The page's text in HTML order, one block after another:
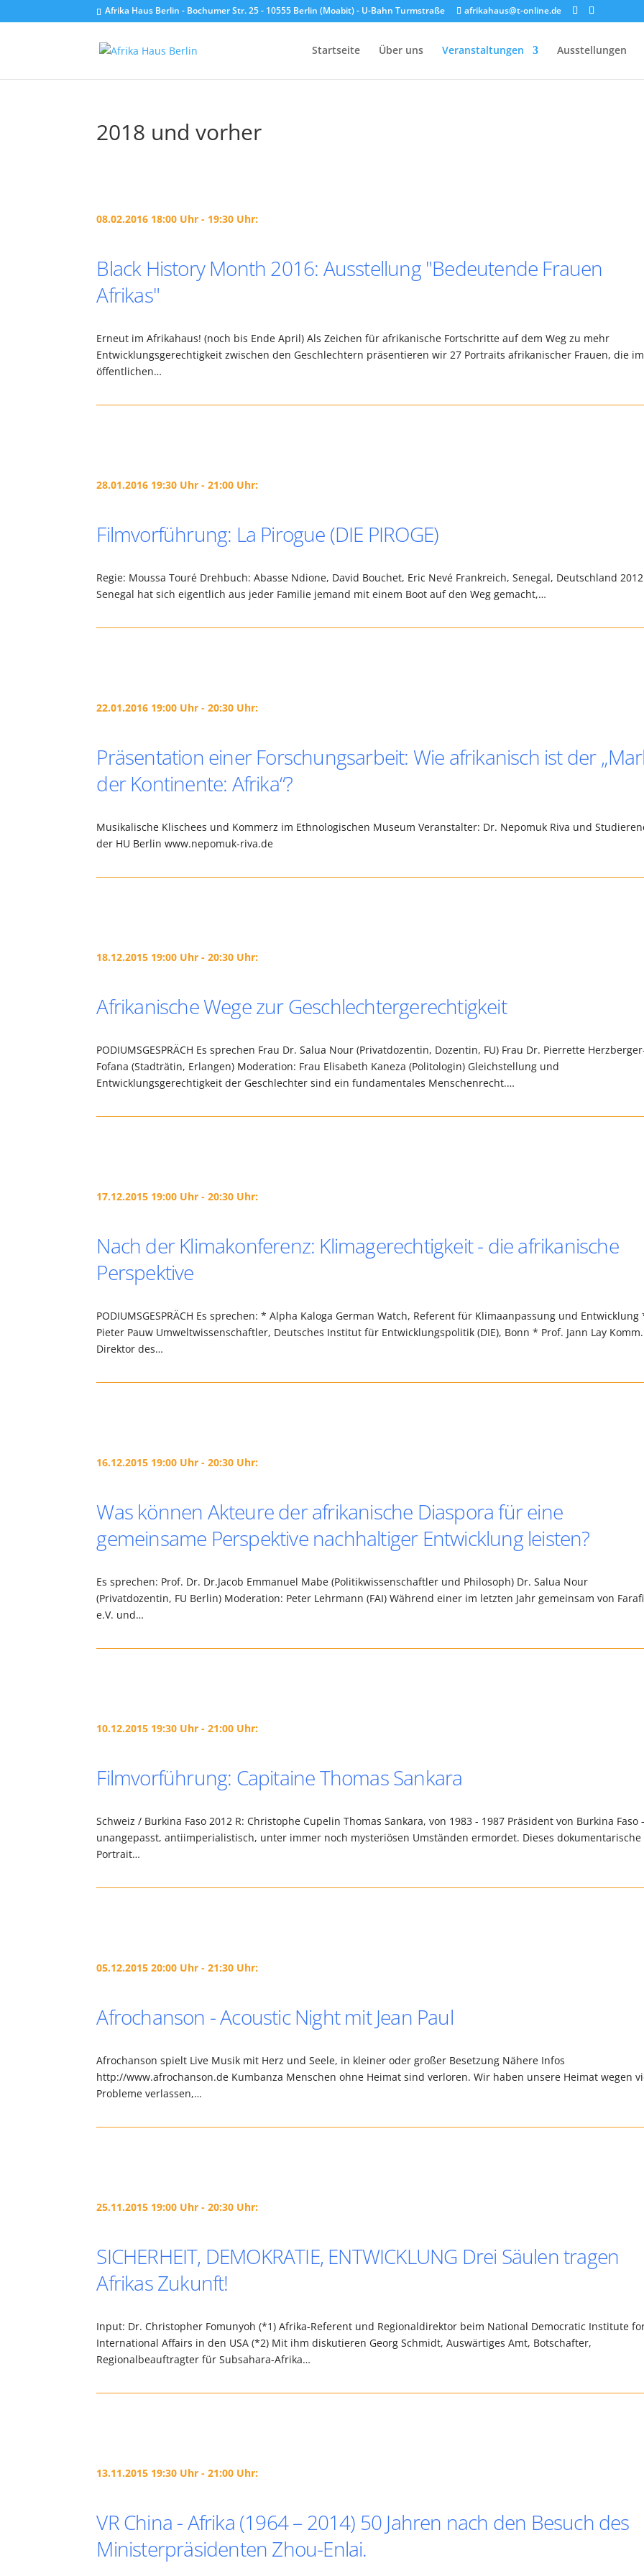
Afrika Haus Berlin - Bochumer Str. 25 - 10555 Berlin (Moabit) - U-Bahn Turmstraße afrikahaus@t-online.de
Startseite Über uns Veranstaltungen Ausstellungen
2018 und vorher
08.02.2016 18:00 Uhr - 19:30 Uhr:
Black History Month 2016: Ausstellung "Bedeutende Frauen
Afrikas"
Erneut im Afrikahaus! (noch bis Ende April) Als Zeichen für afrikanische Fortschritte auf dem Weg zu mehr
Entwicklungsgerechtigkeit zwischen den Geschlechtern präsentieren wir 27 Portraits afrikanischer Frauen, die im
öffentlichen…
28.01.2016 19:30 Uhr - 21:00 Uhr:
Filmvorführung: La Pirogue (DIE PIROGE)
Regie: Moussa Touré Drehbuch: Abasse Ndione, David Bouchet, Eric Nevé Frankreich, Senegal, Deutschland
Senegal hat sich eigentlich aus jeder Familie jemand mit einem Boot auf den Weg gemacht,…
22.01.2016 19:00 Uhr - 20:30 Uhr:
Präsentation einer Forschungsarbeit: Wie afrikanisch ist der
der Kontinente: Afrika“?
Musikalische Klischees und Kommerz im Ethnologischen Museum Veranstalter: Dr. Nepomuk Riva und
der HU Berlin www.nepomuk-riva.de
18.12.2015 19:00 Uhr - 20:30 Uhr:
Afrikanische Wege zur Geschlechtergerechtigkeit
PODIUMSGESPRÄCH Es sprechen Frau Dr. Salua Nour (Privatdozentin, Dozentin, FU) Frau Dr. Pierrette
Fofana (Stadträtin, Erlangen) Moderation: Frau Elisabeth Kaneza (Politologin) Gleichstellung und
Entwicklungsgerechtigkeit der Geschlechter sind ein fundamentales Menschenrecht.…
17.12.2015 19:00 Uhr - 20:30 Uhr:
Nach der Klimakonferenz: Klimagerechtigkeit - die afrikanische
Perspektive
PODIUMSGESPRÄCH Es sprechen: * Alpha Kaloga German Watch, Referent für Klimaanpassung und Entwicklung
Pieter Pauw Umweltwissenschaftler, Deutsches Institut für Entwicklungspolitik (DIE), Bonn * Prof. Jann Lay Komm.
Direktor des…
16.12.2015 19:00 Uhr - 20:30 Uhr:
Was können Akteure der afrikanische Diaspora für eine
gemeinsame Perspektive nachhaltiger Entwicklung leisten?
Es sprechen: Prof. Dr. Dr.Jacob Emmanuel Mabe (Politikwissenschaftler und Philosoph) Dr. Salua Nour
(Privatdozentin, FU Berlin) Moderation: Peter Lehrmann (FAI) Während einer im letzten Jahr gemeinsam von
e.V. und…
10.12.2015 19:30 Uhr - 21:00 Uhr:
Filmvorführung: Capitaine Thomas Sankara
Schweiz / Burkina Faso 2012 R: Christophe Cupelin Thomas Sankara, von 1983 - 1987 Präsident von Burkina Faso
unangepasst, antiimperialistisch, unter immer noch mysteriösen Umständen ermordet. Dieses dokumentarische
Portrait…
05.12.2015 20:00 Uhr - 21:30 Uhr:
Afrochanson - Acoustic Night mit Jean Paul
Afrochanson spielt Live Musik mit Herz und Seele, in kleiner oder großer Besetzung Nähere Infos
http://www.afrochanson.de Kumbanza Menschen ohne Heimat sind verloren. Wir haben unsere Heimat wegen
Probleme verlassen,…
25.11.2015 19:00 Uhr - 20:30 Uhr:
SICHERHEIT, DEMOKRATIE, ENTWICKLUNG Drei Säulen tragen
Afrikas Zukunft!
Input: Dr. Christopher Fomunyoh (*1) Afrika-Referent und Regionaldirektor beim National Democratic Institute
International Affairs in den USA (*2) Mit ihm diskutieren Georg Schmidt, Auswärtiges Amt, Botschafter,
Regionalbeauftragter für Subsahara-Afrika…
13.11.2015 19:30 Uhr - 21:00 Uhr:
VR China - Afrika (1964 – 2014) 50 Jahren nach den Besuch des
Ministerpräsidenten Zhou-Enlai.